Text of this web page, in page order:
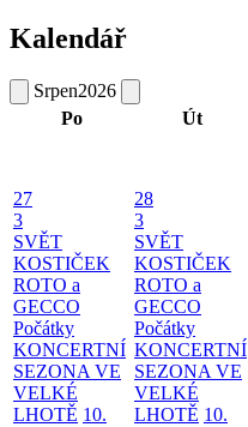
Kalendář
Srpen2026
Po
Út
27
3
SVĚT
KOSTIČEK
ROTO a
GECCO
Počátky
KONCERTNÍ
SEZONA VE
VELKÉ
LHOTĚ 10.
28
3
SVĚT
KOSTIČEK
ROTO a
GECCO
Počátky
KONCERTNÍ
SEZONA VE
VELKÉ
LHOTĚ 10.